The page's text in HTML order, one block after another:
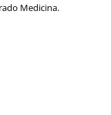
Medicina.